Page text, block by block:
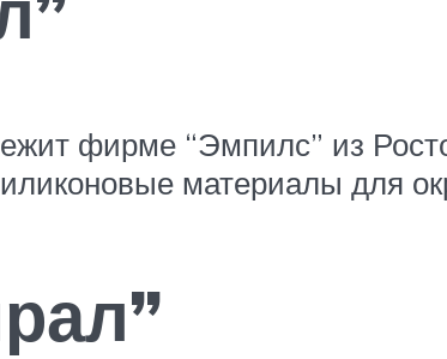
фирме “Эмпилс” из
материалы для